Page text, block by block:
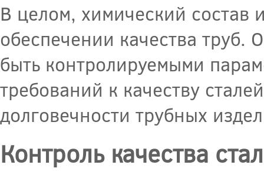
В целом, химический состав
обеспечении качества труб.
быть контролируемыми
требований к качеству
долговечности трубных
Контроль качества